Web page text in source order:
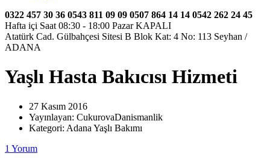
0322 457 30 36 0543 811 09 09 0507 864 14 14 0542 262 24 45
Hafta içi Saat 08:30 - 18:00 Pazar KAPALI
Atatürk Cad. Gülbahçesi Sitesi B Blok Kat: 4 No: 113 Seyhan /
ADANA
Yaşlı Hasta Bakıcısı Hizmeti
27 Kasım 2016
Yayınlayan: CukurovaDanismanlik
Kategori: Adana Yaşlı Bakımı
1 Yorum